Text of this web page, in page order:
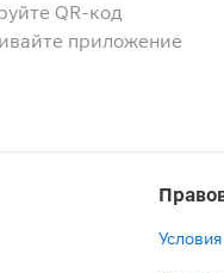
QR-код
приложение